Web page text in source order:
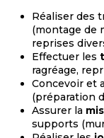
Réaliser des
(montage de
reprises
Effectuer les
ragréage,
Concevoir et
(préparation
Assurer la
supports